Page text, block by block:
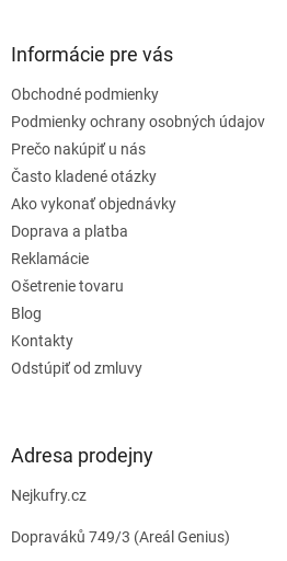
Informácie pre vás
Obchodné podmienky
Podmienky ochrany osobných údajov
Prečo nakúpiť u nás
Často kladené otázky
Ako vykonať objednávky
Doprava a platba
Reklamácie
Ošetrenie tovaru
Blog
Kontakty
Odstúpiť od zmluvy
Adresa prodejny
Nejkufry.cz
Dopraváků 749/3 (Areál Genius)